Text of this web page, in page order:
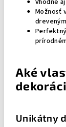
Vhodné
Možnosť
Aké
Unikátny